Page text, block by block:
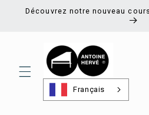
passer
Découvrez notre nouveau
Français